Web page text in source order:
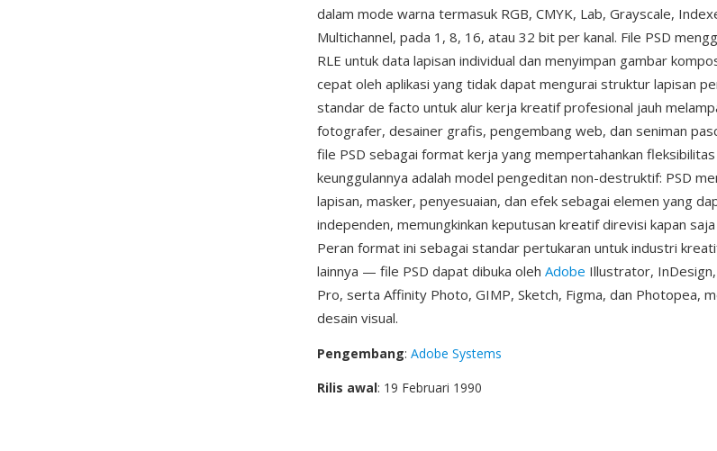
dalam mode warna termasuk RGB, CMYK, Lab, Grayscale,
Multichannel, pada 1, 8, 16, atau 32 bit per kanal. File PSD
RLE untuk data lapisan individual dan menyimpan gambar
cepat oleh aplikasi yang tidak dapat mengurai struktur lapisan
standar de facto untuk alur kerja kreatif profesional jauh
fotografer, desainer grafis, pengembang web, dan seniman
file PSD sebagai format kerja yang mempertahankan
keunggulannya adalah model pengeditan non-destruktif: PSD
lapisan, masker, penyesuaian, dan efek sebagai elemen yang
independen, memungkinkan keputusan kreatif direvisi kapan
Peran format ini sebagai standar pertukaran untuk industri
lainnya — file PSD dapat dibuka oleh Adobe Illustrator,
Pro, serta Affinity Photo, GIMP, Sketch, Figma, dan Photopea,
desain visual.
Pengembang: Adobe Systems
Rilis awal: 19 Februari 1990